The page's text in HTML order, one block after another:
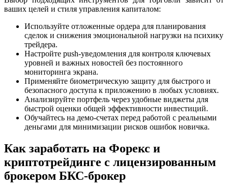
ваших целей и стиля управления капиталом:
Используйте отложенные ордера для планирования
сделок и снижения эмоциональной нагрузки на психику
трейдера.
Настройте push-уведомления для контроля ключевых
уровней и важных новостей без постоянного
мониторинга экрана.
Применяйте биометрическую защиту для быстрого и
безопасного доступа к приложению в любых условиях.
Анализируйте портфель через удобные виджеты для
быстрой оценки общей эффективности инвестиций.
Обучайтесь на демо-счетах перед работой с реальными
деньгами для минимизации рисков ошибок новичка.
Как заработать на Форекс и
криптотрейдинге с лицензированным
брокером БКС-брокер